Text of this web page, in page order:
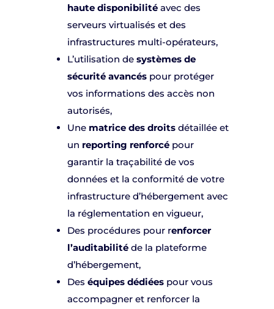
haute disponibilitéavec des
serveurs virtualisés et des
infrastructures multi-opérateurs,
L’utilisation desystèmes de
sécurité avancéspour protéger
vos informations des accès non
autorisés,
Une matrice des droitsdétaillée et
un reporting renforcépour
garantir la traçabilité de vos
données et la conformité de votre
infrastructure d’hébergement avec
la réglementation en vigueur,
Des procédures pour renforcer
l’auditabilitéde la plateforme
d’hébergement,
Des équipes dédiéespour vous
accompagner et renforcer la